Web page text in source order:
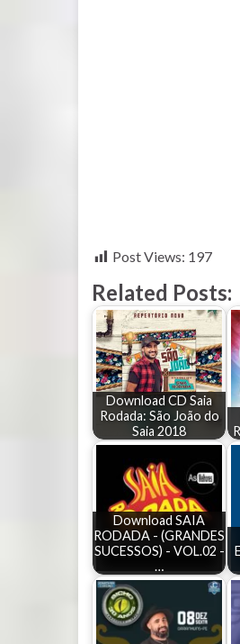
Post Views: 197
Related Posts:
Download CD Saia
Rodada: São João do
Saia 2018
Download SAIA
RODADA - (GRANDES
SUCESSOS) - VOL.02 -
…